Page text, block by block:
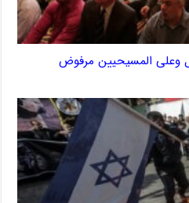
وعلى المسيحيين مرفوض